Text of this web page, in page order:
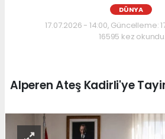
DÜNYA
17.07.2026 - 14:00, Güncelleme:
16595 kez okundu.
Alperen Ateş Kadirli'ye